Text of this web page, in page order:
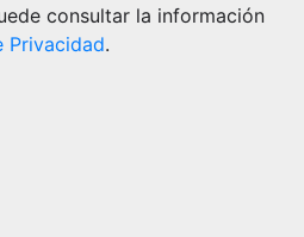
consultar la información
Privacidad.